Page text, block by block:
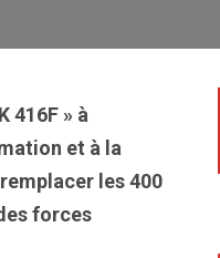
416F » à
et à la
les 400
forces